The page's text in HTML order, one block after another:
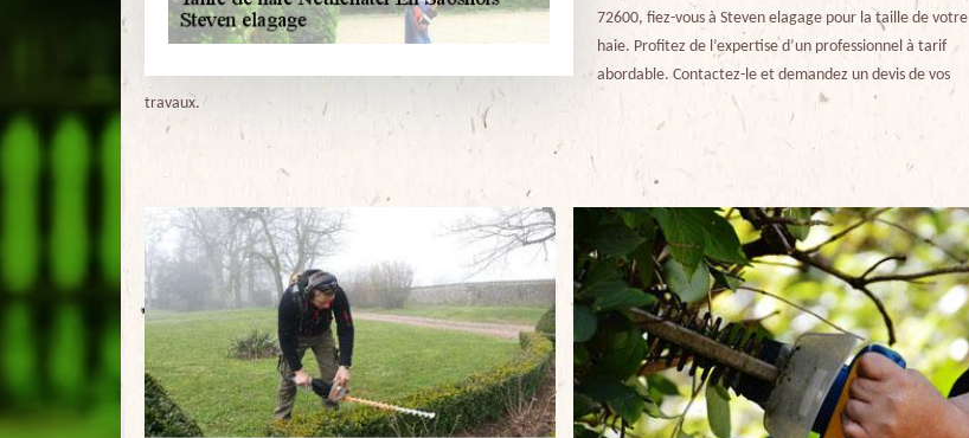
72600, fiez-vous à Steven elagage pour la taille de votre
haie. Profitez de l’expertise d’un professionnel à tarif
abordable. Contactez-le et demandez un devis de vos
travaux.